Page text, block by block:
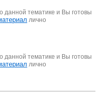
данной тематике и Вы готовы
лично
данной тематике и Вы готовы
лично